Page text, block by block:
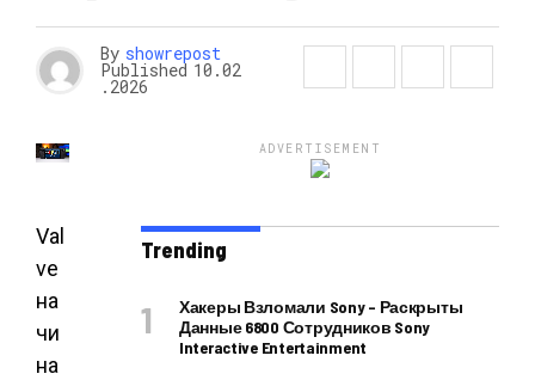
By showrepost
Published 10.02
.2026
Val
ve
на
чи
на
ADVERTISEMENT
Trending
Хакеры Взломали Sony – Раскрыты
Данные 6800 Сотрудников Sony
Interactive Entertainment